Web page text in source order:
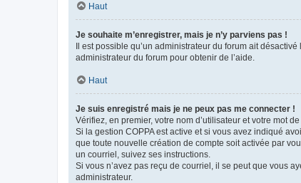
Haut
Je souhaite m’enregistrer, mais je n’y parviens pas !
Il est possible qu’un administrateur du forum ait
administrateur du forum pour obtenir de l’aide.
Haut
Je suis enregistré mais je ne peux pas me connecter !
Vérifiez, en premier, votre nom d’utilisateur et votre mot
Si la gestion COPPA est active et si vous avez indiqué
que toute nouvelle création de compte soit activée par
un courriel, suivez ses instructions.
Si vous n’avez pas reçu de courriel, il se peut que vous
administrateur.